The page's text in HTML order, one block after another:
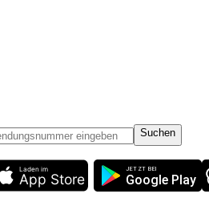
Suchen
App Store
Laden im
Google Play
JETZT BEI